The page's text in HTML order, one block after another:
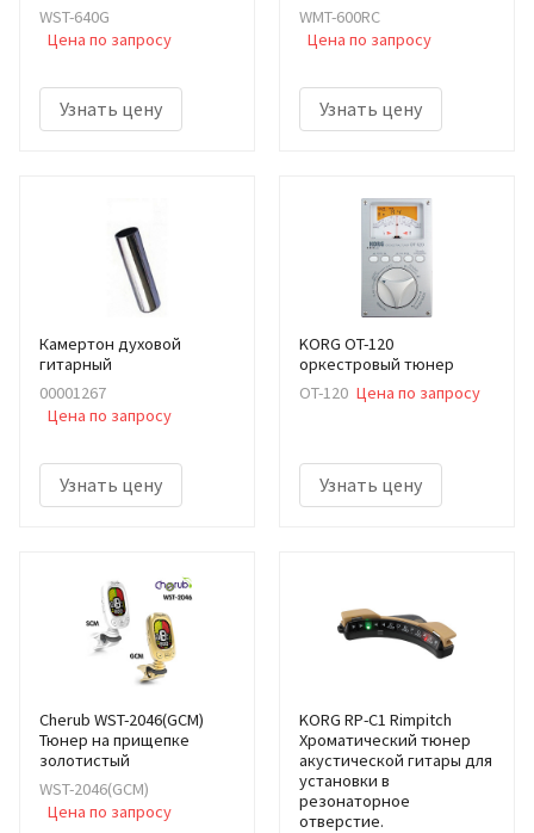
WST-640G
Цена по запросу
Узнать цену
WMT-600RC
Цена по запросу
Узнать цену
Камертон духовой
гитарный
00001267
Цена по запросу
Узнать цену
KORG OT-120
оркестровый тюнер
OT-120 Цена по запросу
Узнать цену
Cherub WST-2046(GCM)
Тюнер на прищепке
золотистый
WST-2046(GCM)
Цена по запросу
KORG RP-C1 Rimpitch
Хроматический тюнер
акустической гитары для
установки в
резонаторное
отверстие.